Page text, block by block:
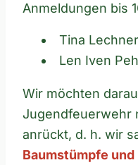
Anmeldungen bis
Tina
Len Iven
Wir möchten
Jugendfeuerwehr
anrückt, d. h. wir
Baumstümpfe